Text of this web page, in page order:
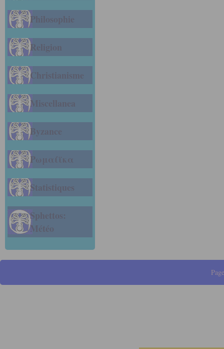
Philosophie
Religion
Christianisme
Miscellanea
Byzance
Ρωμαίϊκα
Statistiques
Sphettos:
Météo